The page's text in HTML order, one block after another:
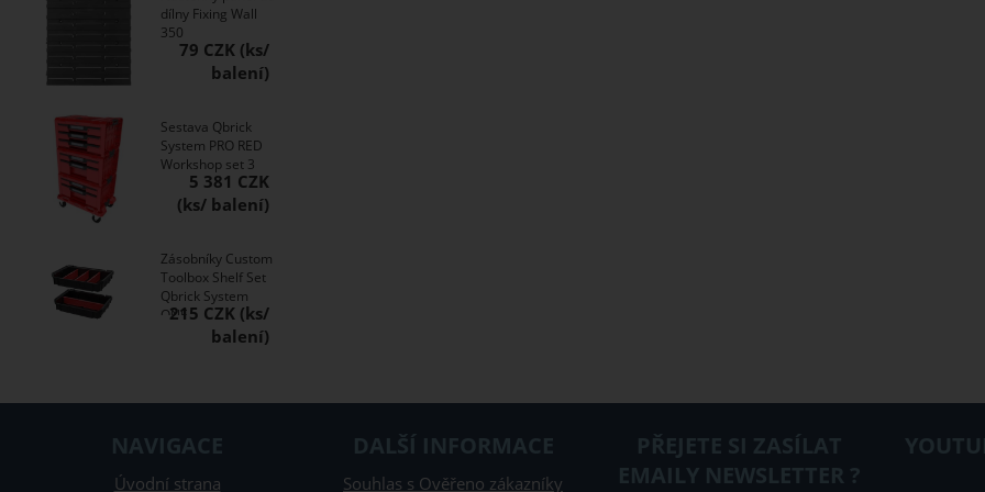
dílny Fixing Wall
350
79 CZK
Sestava Qbrick
System PRO RED
Workshop set 3
5 381 CZK
Zásobníky Custom
Toolbox Shelf Set
Qbrick System
ONE
215 CZK
NAVIGACE
Úvodní strana
DALŠÍ INFORMACE
Souhlas s Ověřeno zákazníky
PŘEJETE SI ZASÍLAT
EMAILY NEWSLETTER ?